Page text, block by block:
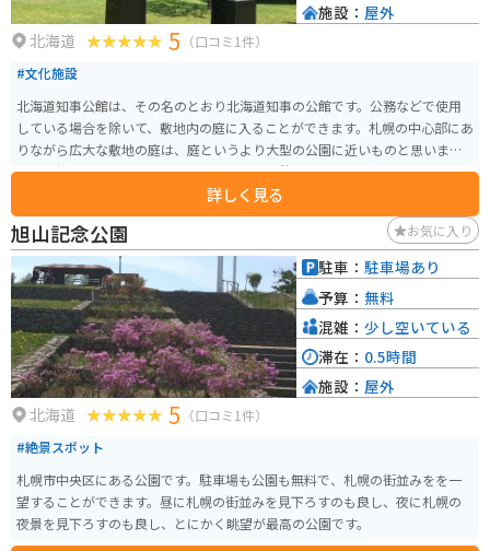
北海道 5 （口コミ1件）
#文化施設
北海道知事公館は、その名のとおり北海道知事の公館です。公務などで使用
している場合を除いて、敷地内の庭に入ることができます。札幌の中心部にあ
りながら広大な敷地の庭は、庭というより大型の公園に近いものと思いま
す。公館だけに手入れが行き届いており、休憩できる東屋なども点在してい
詳しく見る
施設： 屋外
旭山記念公園 お気に入り
北海道 5 （口コミ1件）
#絶景スポット
札幌市中央区にある公園です。駐車場も公園も無料で、札幌の街並みをを一
望することができます。昼に札幌の街並みを見下ろすのも良し、夜に札幌の
夜景を見下ろすのも良し、とにかく眺望が最高の公園です。
駐車： 駐車場あり
予算： 無料
混雑： 少し空いている
滞在： 0.5時間
施設： 屋外